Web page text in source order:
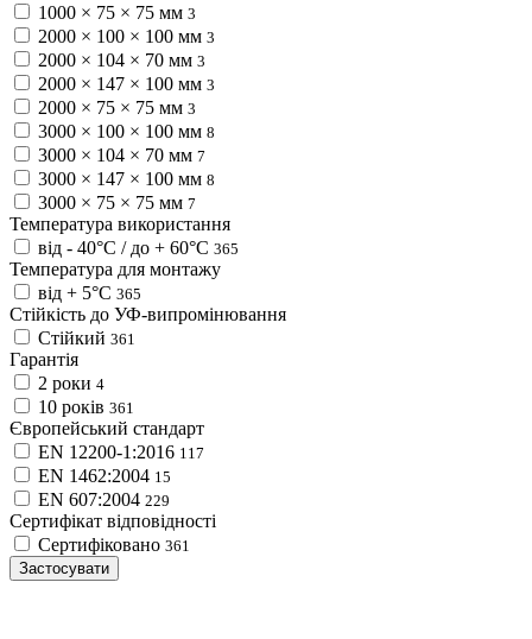
1000 × 75 × 75 мм 3
2000 × 100 × 100 мм 3
2000 × 104 × 70 мм 3
2000 × 147 × 100 мм 3
2000 × 75 × 75 мм 3
3000 × 100 × 100 мм 8
3000 × 104 × 70 мм 7
3000 × 147 × 100 мм 8
3000 × 75 × 75 мм 7
Температура використання
від - 40°С / до + 60°С 365
Температура для монтажу
від + 5°С 365
Стійкість до УФ-випромінювання
Стійкий 361
Гарантія
2 роки 4
10 років 361
Європейський стандарт
EN 12200-1:2016 117
EN 1462:2004 15
EN 607:2004 229
Сертифікат відповідності
Сертифіковано 361
Застосувати